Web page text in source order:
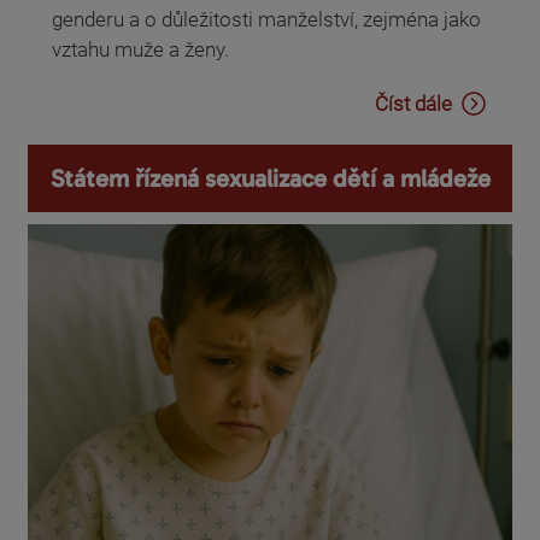
genderu a o důležitosti manželství, zejména jako
vztahu muže a ženy.
Číst dále
Státem řízená sexualizace dětí a mládeže